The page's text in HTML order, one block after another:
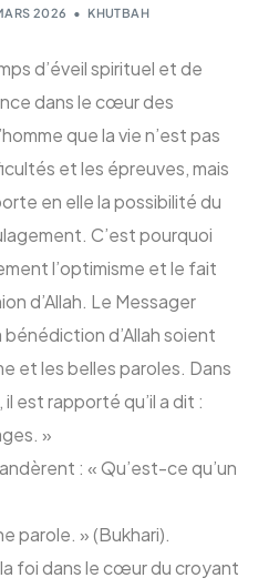
2026 KHUTBAH
d’éveil spirituel et de
dans le cœur des
que la vie n’est pas
et les épreuves, mais
en elle la possibilité du
C’est pourquoi
l’optimisme et le fait
d’Allah. Le Messager
bénédiction d’Allah soient
et les belles paroles. Dans
est rapporté qu’il a dit :
»
: « Qu’est-ce qu’un
parole. » (Bukhari).
foi dans le cœur du croyant
ENG